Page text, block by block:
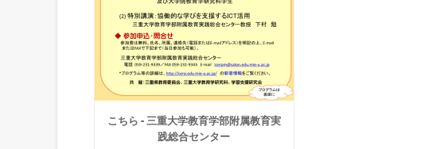
こちら - 三重大学教育学部附属教育実
践総合センター